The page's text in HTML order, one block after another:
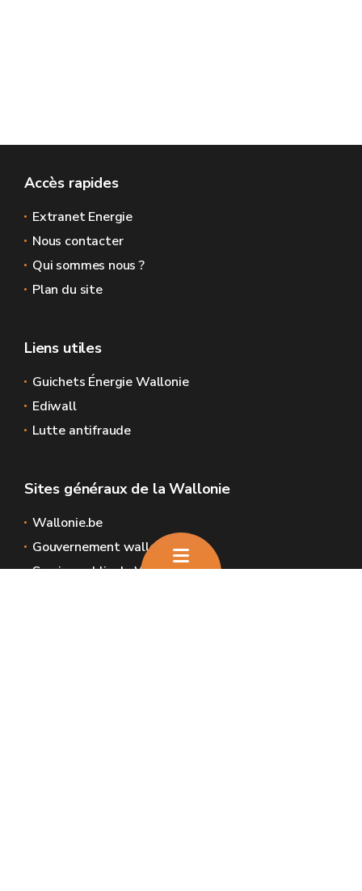
Accès rapides
Extranet Energie
Nous contacter
Qui sommes nous ?
Plan du site
Liens utiles
Guichets Énergie Wallonie
Ediwall
Lutte antifraude
Sites généraux de la Wallonie
Wallonie.be
Gouvernement wallon
Service public de Wallonie